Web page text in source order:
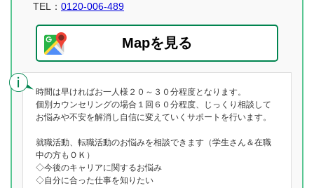
TEL： 0120-006-489
Mapを見る
時間は早ければお一人様２０～３０分程度となります。
個別カウンセリングの場合１回６０分程度、じっくり相談して
お悩みや不安を解消し自信に変えていくサポートを行います。
就職活動、転職活動のお悩みを相談できます（学生さん＆在職
中の方もＯＫ）
◇今後のキャリアに関するお悩み
◇自分に合った仕事を知りたい